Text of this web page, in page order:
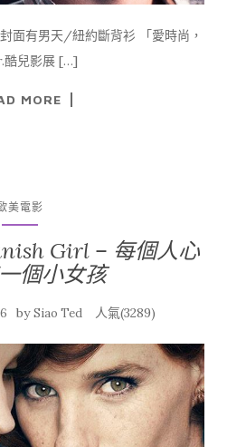
有男天/紐約斷背衫 「愛時尚，
酷兒影展 […]
MORE
美電影
Girl – 每個人心
個小女孩
bySiao Ted 人氣(3289)